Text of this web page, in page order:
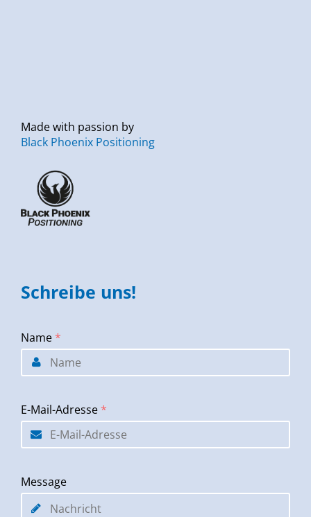
Made with passion by
Black Phoenix Positioning
Schreibe uns!
Name *
E-Mail-Adresse *
Message